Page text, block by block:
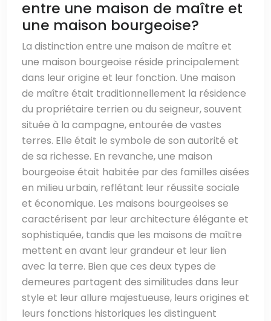
entre une maison de maître et
une maison bourgeoise?
La distinction entre une maison de maître et
une maison bourgeoise réside principalement
dans leur origine et leur fonction. Une maison
de maître était traditionnellement la résidence
du propriétaire terrien ou du seigneur, souvent
située à la campagne, entourée de vastes
terres. Elle était le symbole de son autorité et
de sa richesse. En revanche, une maison
bourgeoise était habitée par des familles aisées
en milieu urbain, reflétant leur réussite sociale
et économique. Les maisons bourgeoises se
caractérisent par leur architecture élégante et
sophistiquée, tandis que les maisons de maître
mettent en avant leur grandeur et leur lien
avec la terre. Bien que ces deux types de
demeures partagent des similitudes dans leur
style et leur allure majestueuse, leurs origines et
leurs fonctions historiques les distinguent